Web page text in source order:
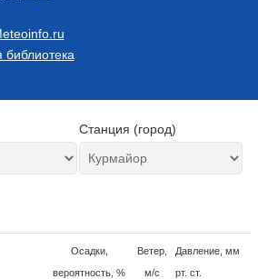
библиотека
Станция (город)
Осадки,
вероятность, %
Ветер,
м/с
Давление, мм
рт. ст.